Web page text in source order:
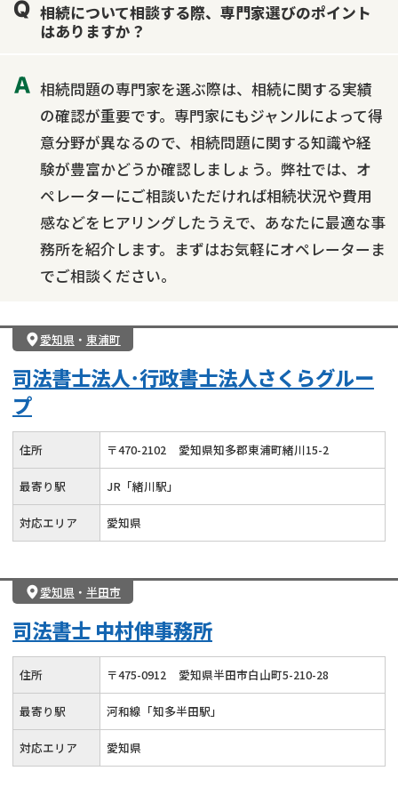
相続について相談する際、専門家選びのポイント
はありますか？
相続問題の専門家を選ぶ際は、相続に関する実績
の確認が重要です。専門家にもジャンルによって得
意分野が異なるので、相続問題に関する知識や経
験が豊富かどうか確認しましょう。弊社では、オ
ペレーターにご相談いただければ相続状況や費用
感などをヒアリングしたうえで、あなたに最適な事
務所を紹介します。まずはお気軽にオペレーターま
でご相談ください。
愛知県 ・ 東浦町
司法書士法人･行政書士法人さくらグルー
プ
住所 〒470-2102 愛知県知多郡東浦町緒川15-2
最寄り駅 JR「緒川駅」
対応エリア 愛知県
愛知県 ・ 半田市
司法書士 中村伸事務所
住所 〒475-0912 愛知県半田市白山町5-210-28
最寄り駅 河和線「知多半田駅」
対応エリア 愛知県